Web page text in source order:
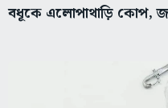
বধূকে এলোপাথাড়ি কোপ,